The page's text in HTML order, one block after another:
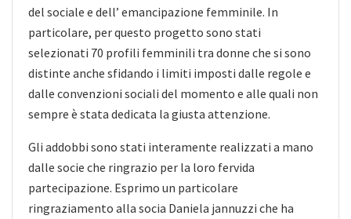
del sociale e dell’ emancipazione femminile. In
particolare, per questo progetto sono stati
selezionati 70 profili femminili tra donne che si sono
distinte anche sfidando i limiti imposti dalle regole e
dalle convenzioni sociali del momento e alle quali non
sempre è stata dedicata la giusta attenzione.
Gli addobbi sono stati interamente realizzati a mano
dalle socie che ringrazio per la loro fervida
partecipazione. Esprimo un particolare
ringraziamento alla socia Daniela jannuzzi che ha